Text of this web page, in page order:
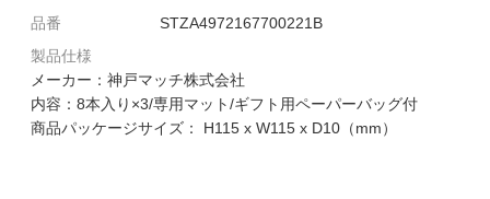
品番
STZA4972167700221B
製品仕様
メーカー：神戸マッチ株式会社
内容：8本入り×3/専用マット/ギフト用ペーパーバッグ付
商品パッケージサイズ： H115 x W115 x D10（mm）